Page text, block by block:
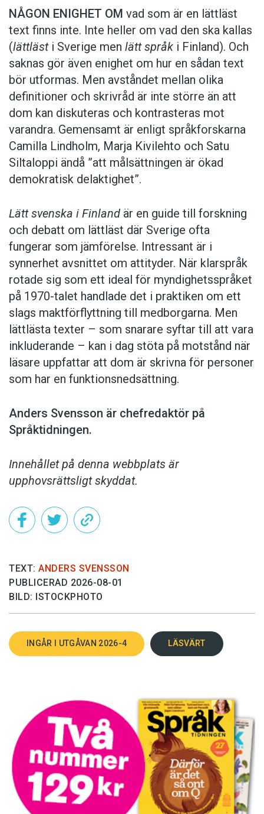
NÅGON ENIGHET OM vad som är en lättläst
text finns inte. Inte heller om vad den ska kallas
(lättlästi Sverige men lätt språk i Finland). Och
saknas gör även enighet om hur en sådan text
bör utformas. Men avståndet mellan olika
definitioner och skrivråd är inte större än att
dom kan diskuteras och kontrasteras mot
varandra. Gemensamt är enligt språkforskarna
Camilla Lindholm, Marja Kivilehto och Satu
Siltaloppi ändå ”att målsättningen är ökad
demokratisk delaktighet”.
Lätt svenska i Finland är en guide till forskning
och debatt om lättläst där ­Sverige ofta
fungerar som jämförelse. ­Intressant är i
synnerhet ­avsnittet om attityder. När klar­språk
rotade sig som ett ideal för myndighetsspråket
på 1970-talet handlade det i praktiken om ett
slags maktförflyttning till medborgarna. Men
lättlästa texter – som snarare syftar till att vara
inkluderande – kan i dag stöta på motstånd när
läsare uppfattar att dom är skrivna för personer
som har en funktionsnedsättning.
Anders Svensson är chefredaktör på
Språktidningen.
Innehållet på denna webbplats är
upphovsrättsligt skyddat.
TEXT: ANDERS SVENSSON
PUBLICERAD 2026-08-01
BILD: ISTOCKPHOTO
INGÅR I UTGÅVAN 2026-4 LÄSVÄRT